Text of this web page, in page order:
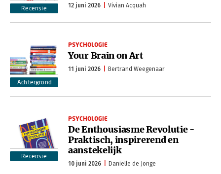
Recensie 12 juni 2026 Vivian Acquah
Achtergrond
PSYCHOLOGIE
Your Brain on Art
11 juni 2026 Bertrand Weegenaar
Recensie
PSYCHOLOGIE
De Enthousiasme Revolutie -
Praktisch, inspirerend en
aanstekelijk
10 juni 2026 Daniëlle de Jonge